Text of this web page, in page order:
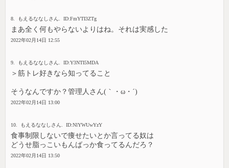
8. もえるななしさん. ID:FmYTI3ZTg
まあ全く何もやらないよりはね。それは実感した
2022年02月14日 12:55
9. もえるななしさん. ID:Y3NTI5MDA
＞筋トレ好きなら知ってること
そうなんですか？管理人さん(｀・ω・´)
2022年02月14日 13:00
10. もえるななしさん. ID:NlYWUwYzY
食事制限しないで痩せたいとか言ってる奴は
どうせ脂っこいもんばっか食ってるんだろ？
2022年02月14日 13:50